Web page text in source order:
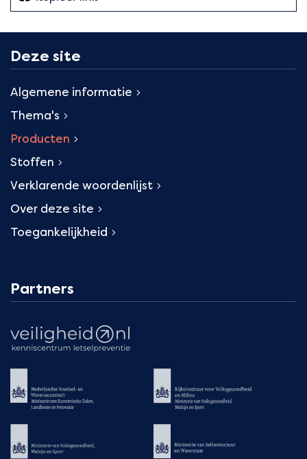
Deze site
Algemene informatie
Thema's
Producten
Stoffen
Verklarende woordenlijst
Over deze site
Toegankelijkheid
Partners